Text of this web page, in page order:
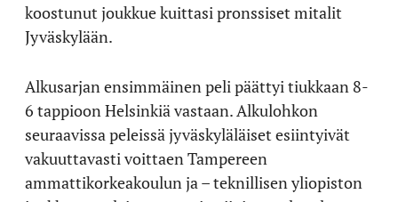
koostunut joukkue kuittasi pronssiset mitalit
Jyväskylään.
Alkusarjan ensimmäinen peli päättyi tiukkaan 8-
6 tappioon Helsinkiä vastaan. Alkulohkon
seuraavissa peleissä jyväskyläläiset esiintyivät
vakuuttavasti voittaen Tampereen
ammattikorkeakoulun ja – teknillisen yliopiston